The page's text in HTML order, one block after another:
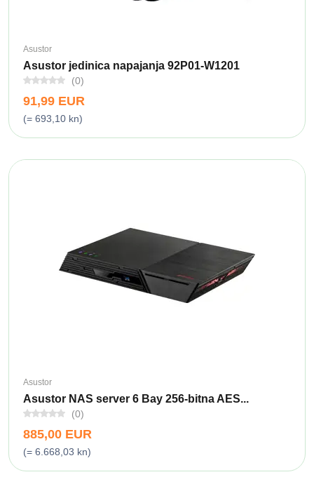
Asustor
Asustor jedinica napajanja 92P01-W1201
(0)
91,99 EUR
(= 693,10 kn)
Asustor
Asustor NAS server 6 Bay 256-bitna AES...
(0)
885,00 EUR
(= 6.668,03 kn)